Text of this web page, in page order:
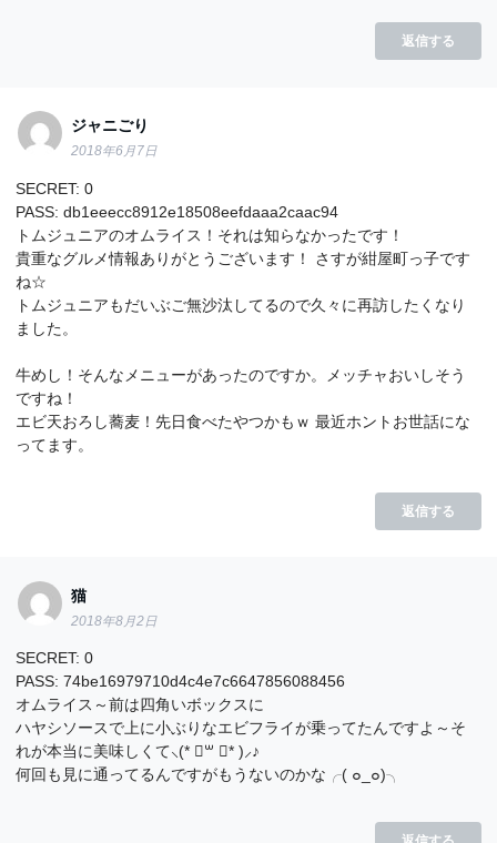
返信する
ジャニごり
2018年6月7日
SECRET: 0
PASS: db1eeecc8912e18508eefdaaa2caac94
トムジュニアのオムライス！それは知らなかったです！
貴重なグルメ情報ありがとうございます！ さすが紺屋町っ子です
ね☆
トムジュニアもだいぶご無沙汰してるので久々に再訪したくなり
ました。
牛めし！そんなメニューがあったのですか。メッチャおいしそう
ですね！
エビ天おろし蕎麦！先日食べたやつかもｗ 最近ホントお世話にな
ってます。
返信する
猫
2018年8月2日
SECRET: 0
PASS: 74be16979710d4c4e7c6647856088456
オムライス～前は四角いボックスに
ハヤシソースで上に小ぶりなエビフライが乗ってたんですよ～そ
れが本当に美味しくて⸜(* ॑꒳ ॑* )⸝♪
何回も見に通ってるんですがもうないのかな╭( ๐_๐)╮